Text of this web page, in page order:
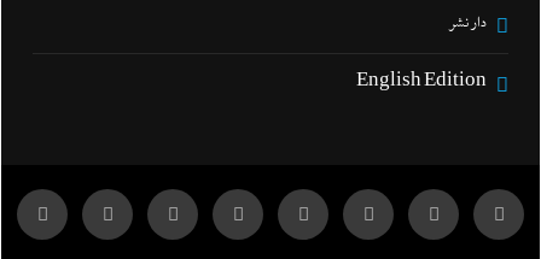
دار نشر
English Edition